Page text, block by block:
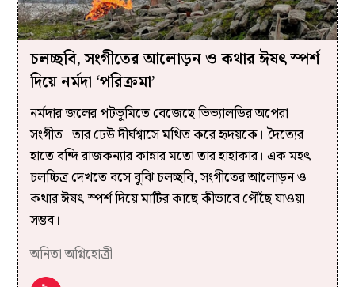
চলচ্ছবি, সংগীতের আলোড়ন ও কথার ঈষৎ স্পর্শ
দিয়ে নর্মদা ‘পরিক্রমা’
নর্মদার জলের পটভূমিতে বেজেছে ভিভ‍্যালডির অপেরা
সংগীত। তার ঢেউ দীর্ঘশ্বাসে মথিত করে হৃদয়কে। দৈত্যের
হাতে বন্দি রাজকন‍্যার কান্নার মতো তার হাহাকার। এক মহৎ
চলচ্চিত্র দেখতে বসে বুঝি চলচ্ছবি, সংগীতের আলোড়ন ও
কথার ঈষৎ স্পর্শ দিয়ে মাটির কাছে কীভাবে পৌঁছে যাওয়া
সম্ভব।
অনিতা অগ্নিহোত্রী